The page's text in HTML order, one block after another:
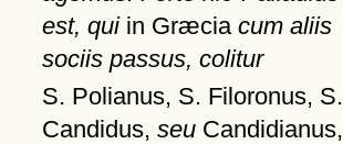
est, quiin Græcia cum aliis
sociis passus, colitur
S. Polianus, S. Filoronus, S.
Candidus, seuCandidianus,